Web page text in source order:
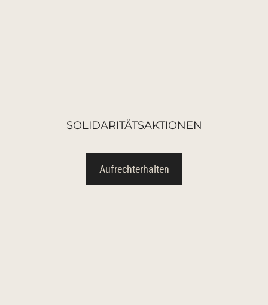
SOLIDARITÄTSAKTIONEN
Aufrechterhalten